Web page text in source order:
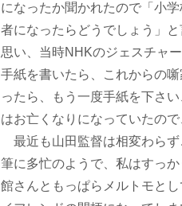
になったか聞かれたので「小
者になったらどうでしょう」
思い、当時NHKのジェスチャ
手紙を書いたら、これからの
ったら、もう一度手紙を下さ
はお亡くなりになっていたの
最近も山田監督は相変わらず
筆に多忙のようで、私はすっ
館さんともっぱらメルトモと